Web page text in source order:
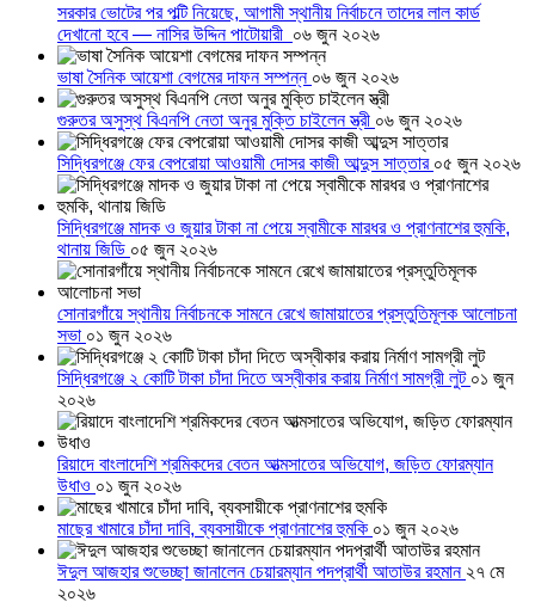
সরকার ভোটের পর পল্টি নিয়েছে, আগামী স্থানীয় নির্বাচনে তাদের লাল কার্ড
দেখানো হবে — নাসির উদ্দিন পাটোয়ারী ০৬ জুন ২০২৬
ভাষা সৈনিক আয়েশা বেগমের দাফন সম্পন্ন ০৬ জুন ২০২৬
গুরুতর অসুস্থ বিএনপি নেতা অনুর মুক্তি চাইলেন স্ত্রী ০৬ জুন ২০২৬
সিদ্ধিরগঞ্জে ফের বেপরোয়া আওয়ামী দোসর কাজী আব্দুস সাত্তার ০৫ জুন ২০২৬
সিদ্ধিরগঞ্জে মাদক ও জুয়ার টাকা না পেয়ে স্বামীকে মারধর ও প্রাণনাশের হুমকি,
থানায় জিডি ০৫ জুন ২০২৬
সোনারগাঁয়ে স্থানীয় নির্বাচনকে সামনে রেখে জামায়াতের প্রস্তুতিমূলক আলোচনা
সভা ০১ জুন ২০২৬
সিদ্ধিরগঞ্জে ২ কোটি টাকা চাঁদা দিতে অস্বীকার করায় নির্মাণ সামগ্রী লুট ০১ জুন
২০২৬
রিয়াদে বাংলাদেশি শ্রমিকদের বেতন আত্মসাতের অভিযোগ, জড়িত ফোরম্যান
উধাও ০১ জুন ২০২৬
মাছের খামারে চাঁদা দাবি, ব্যবসায়ীকে প্রাণনাশের হুমকি ০১ জুন ২০২৬
ঈদুল আজহার শুভেচ্ছা জানালেন চেয়ারম্যান পদপ্রার্থী আতাউর রহমান ২৭ মে
২০২৬